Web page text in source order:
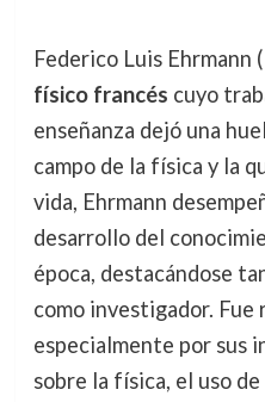
Federico Luis
físico francés cuyo
enseñanza dejó una
campo de la física y la
vida, Ehrmann
desarrollo del
época, destacándose
como investigador. Fue
especialmente por sus
sobre la física, el uso